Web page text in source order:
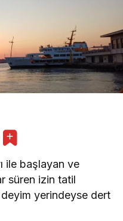
ile başlayan ve
süren izin tatil
yerindeyse dert